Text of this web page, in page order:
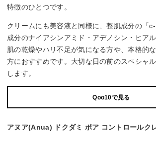
特徴のひとつです。
クリームにも美容液と同様に、整肌成分の「
成分のナイアシンアミド・アデノシン・ヒア
肌の乾燥やハリ不足が気になる方や、本格的
方におすすめです。大切な日の前のスペシャ
します。
Qoo10で見る
アヌア(Anua) ドクダミ ポア コントロールク